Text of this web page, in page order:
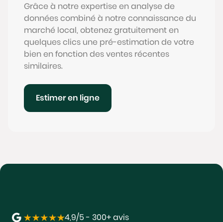
Grâce à notre expertise en analyse de
données combiné à notre connaissance du
marché local, obtenez gratuitement en
quelques clics une pré-estimation de votre
bien en fonction des ventes récentes
similaires.
Estimer en ligne
4,9/5 - 300+ avis